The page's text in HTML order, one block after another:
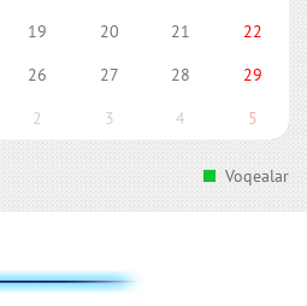
19 20 21
22
26 27 28
29
2 3 4 5
Voqealar